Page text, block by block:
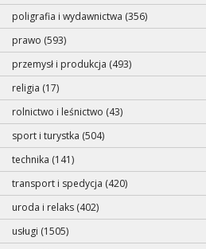
poligrafia i wydawnictwa (356)
prawo (593)
przemysł i produkcja (493)
religia (17)
rolnictwo i leśnictwo (43)
sport i turystka (504)
technika (141)
transport i spedycja (420)
uroda i relaks (402)
usługi (1505)